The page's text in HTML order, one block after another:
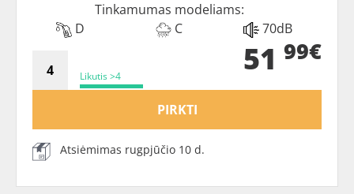
Tinkamumas modeliams:
D
C 70dB
Likutis >4 51 99€
PIRKTI
Atsiėmimas rugpjūčio 10 d.